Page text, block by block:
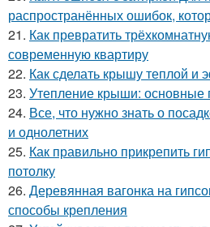
распространённых ошибок,
21. Как превратить
современную квартиру
22. Как сделать крышу теплой и
23. Утепление крыши: основные
24. Все, что нужно знать о
и однолетних
25. Как правильно прикрепить
потолку
26. Деревянная вагонка на
способы крепления